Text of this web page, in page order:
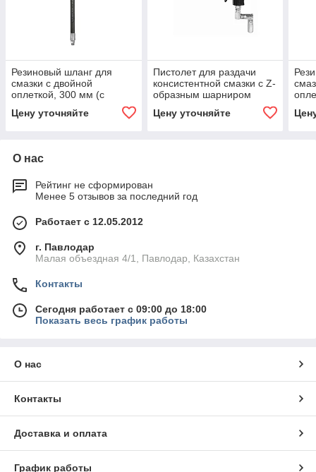
Резиновый шланг для
смазки с двойной
оплеткой, 300 мм (с
Цену уточняйте
Пистолет для раздачи
консистентной смазки с Z-
образным шарниром
Цену уточняйте
О нас
Рейтинг не сформирован
Менее 5 отзывов за последний год
Работает с 12.05.2012
г. Павлодар
Малая объездная 4/1, Павлодар, Казахстан
Контакты
Сегодня работает с 09:00 до 18:00
Показать весь график работы
О нас
Контакты
Доставка и оплата
График работы